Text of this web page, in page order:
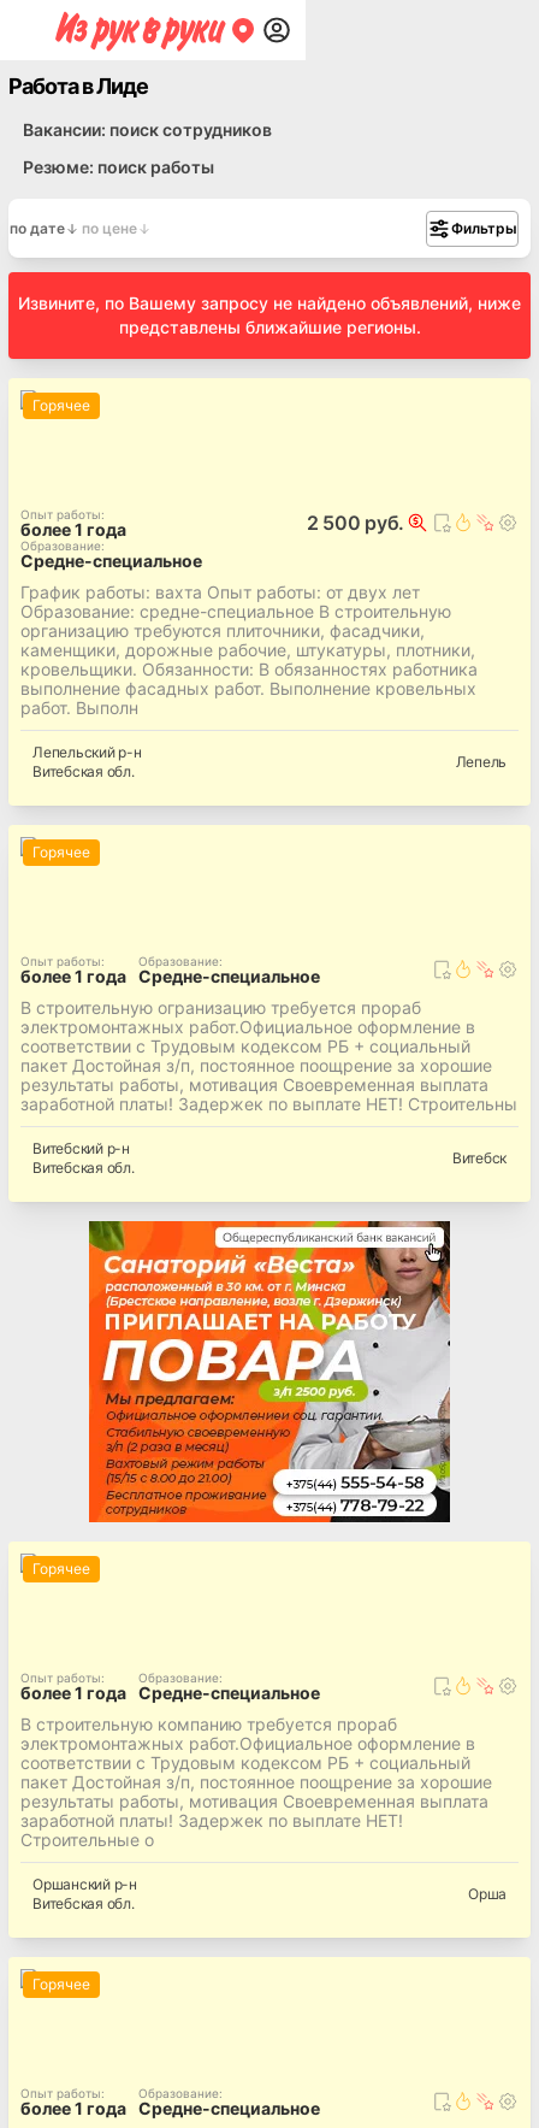
Работа в Лиде
Вакансии: поиск сотрудников
Резюме: поиск работы
по дате по цене Фильтры
Извините, по Вашему запросу не найдено объявлений, ниже
представлены ближайшие регионы.
Горячее
Опыт работы:
более 1 года
Образование:
Средне-специальное
2 500 руб.
График работы: вахта Опыт работы: от двух лет
Образование: средне-специальное В строительную
организацию требуются плиточники, фасадчики,
каменщики, дорожные рабочие, штукатуры, плотники,
кровельщики. Обязанности: В обязанностях работника
выполнение фасадных работ. Выполнение кровельных
работ. Выполн
Лепельскийр-н
Витебская обл.
Лепель
Горячее
Опыт работы:
более 1 года
Образование:
Средне-специальное
В строительную огранизацию требуется прораб
электромонтажных работ.Официальное оформление в
соответствии с Трудовым кодексом РБ + социальный
пакет Достойная з/п, постоянное поощрение за хорошие
результаты работы, мотивация Своевременная выплата
заработной платы! Задержек по выплате НЕТ! Строительны
Витебскийр-н
Витебская обл.
Витебск
Горячее
Опыт работы:
более 1 года
Образование:
Средне-специальное
В строительную компанию требуется прораб
электромонтажных работ.Официальное оформление в
соответствии с Трудовым кодексом РБ + социальный
пакет Достойная з/п, постоянное поощрение за хорошие
результаты работы, мотивация Своевременная выплата
заработной платы! Задержек по выплате НЕТ!
Строительные о
Оршанскийр-н
Витебская обл.
Орша
Горячее
Опыт работы:
более 1 года
Образование:
Средне-специальное